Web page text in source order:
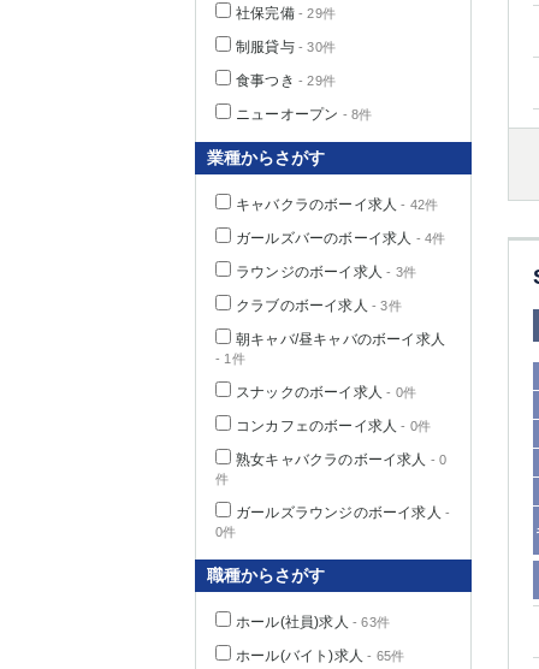
社保完備- 29件
制服貸与- 30件
食事つき - 29件
ニューオープン - 8件
業種からさがす
キャバクラのボーイ求人 - 42件
ガールズバーのボーイ求人 - 4件
ラウンジのボーイ求人 - 3件
クラブのボーイ求人 - 3件
朝キャバ/昼キャバのボーイ求人
- 1件
スナックのボーイ求人 - 0件
コンカフェのボーイ求人 - 0件
熟女キャバクラのボーイ求人 - 0
件
ガールズラウンジのボーイ求人 -
0件
職種からさがす
ホール(社員)求人 - 63件
ホール(バイト)求人 - 65件
千葉県
茨城県
群馬県